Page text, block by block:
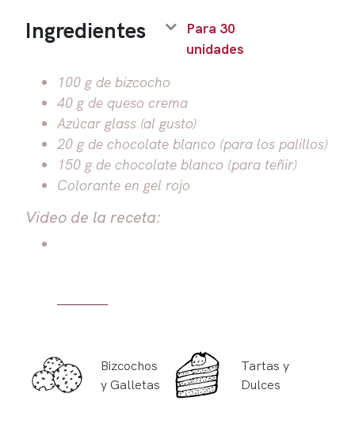
Ingredientes
Para 30
unidades
100 g de bizcocho
40 g de queso crema
Azúcar glass (al gusto)
20 g de chocolate blanco (para los palillos)
150 g de chocolate blanco (para teñir)
Colorante en gel rojo
Video de la receta:
Bizcochos
y Galletas
Tartas y
Dulces